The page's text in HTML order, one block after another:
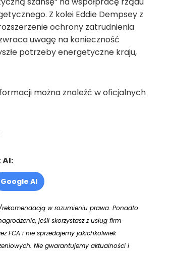
Z kolei Eddie Dempsey z
ochrony zatrudnienia
uwagę na konieczność
potrzeby energetyczne kraju,
można znaleźć w oficjalnych
Google AI
w rozumieniu prawa. Ponadto
jeśli skorzystasz z usług firm
FCA i nie sprzedajemy jakichkolwiek
Nie gwarantujemy aktualności i